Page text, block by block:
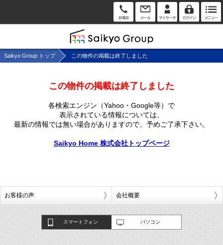
Saikyo Group トップ この物件の掲載は終了しました
この物件の掲載は終了しました
各検索エンジン（Yahoo・Google等）で
表示されている情報については、
最新の情報では無い場合がありますので、 予めご了承下さい。
Saikyo Home 株式会社トップページ
お客様の声 会社概要
スマートフォン パソコン